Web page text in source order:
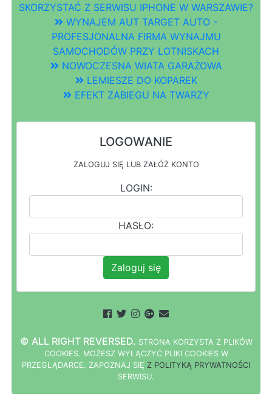
SKORZYSTAĆ Z SERWISU IPHONE W WARSZAWIE?
WYNAJEM AUT TARGET AUTO -
PROFESJONALNA FIRMA WYNAJMU
SAMOCHODÓW PRZY LOTNISKACH
NOWOCZESNA WIATA GARAŻOWA
LEMIESZE DO KOPAREK
EFEKT ZABIEGU NA TWARZY
LOGOWANIE
ZALOGUJ SIĘ LUB ZAŁÓŻ KONTO
LOGIN:
HASŁO:
Zaloguj się
© ALL RIGHT REVERSED. STRONA KORZYSTA Z PLIKÓW
COOKIES. MOŻESZ WYŁ ĄCZYĆ PL IKI COOKIES W
PRZEGLĄDARCE. ZAPOZNAJ SIĘ Z POLITYKĄ PRYWATNOŚCI
SERWISU.